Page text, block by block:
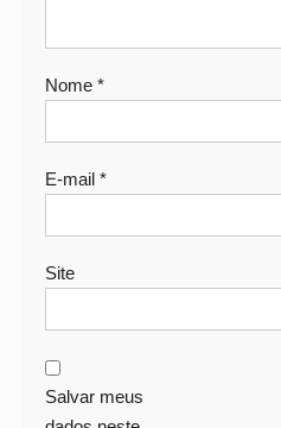
Nome *
E-mail *
Site
Salvar meus